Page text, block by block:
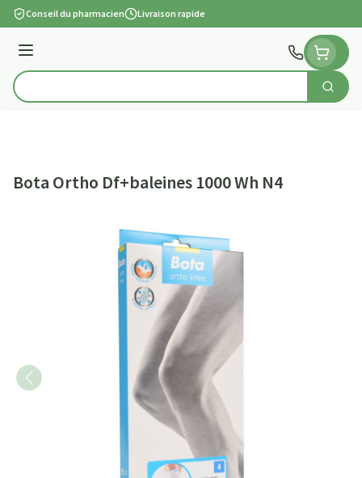
Aller au contenu
Conseil du pharmacien Livraison rapide
Menu
Rechercher
Bota Ortho Df+baleines 1000 Wh N4